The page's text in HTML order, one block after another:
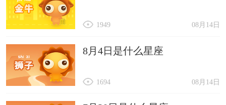
08月14日
1949
8月4日是什么星座
08月14日
1694